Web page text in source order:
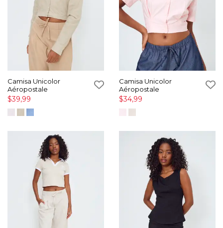
Camisa Unicolor
Aéropostale
$39,99
Camisa Unicolor
Aéropostale
$34,99